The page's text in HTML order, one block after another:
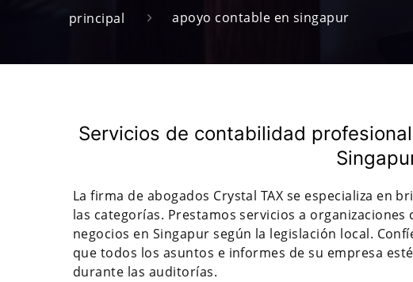
principal apoyo contable en singapur
Servicios de contabilidad
La firma de abogados Crystal TAX se especializa en
las categorías. Prestamos servicios a
negocios en Singapur según la legislación local.
que todos los asuntos e informes de su empresa
durante las auditorías.